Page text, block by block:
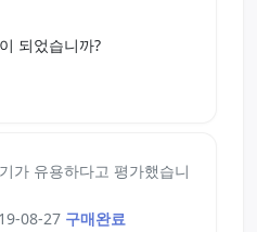
되었습니까?
가 유용하다고 평가했습니
08-27 구매완료